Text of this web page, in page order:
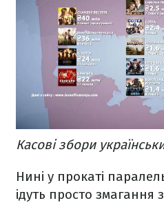
Касові збори
Нині у прокаті
ідуть просто змагання